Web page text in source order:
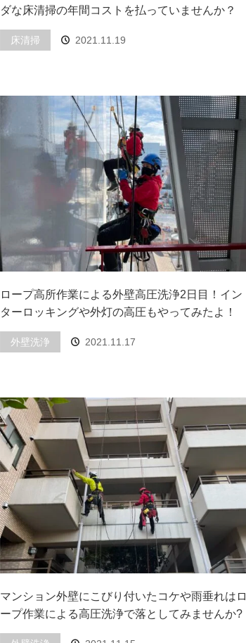
ダな床清掃の年間コストを払っていませんか？
床清掃 2021.11.19
ロープ高所作業による外壁高圧洗浄2日目！イン
ターロッキングや外灯の高圧もやってみたよ！
外壁洗浄 2021.11.17
マンション外壁にこびり付いたコケや雨垂れはロ
ープ作業による高圧洗浄で落としてみませんか?